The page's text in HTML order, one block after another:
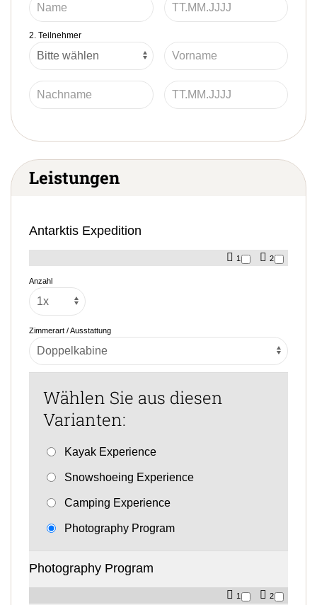
2. Teilnehmer
Leistungen
Antarktis Expedition
1 2
Anzahl
Zimmerart / Ausstattung
Wählen Sie aus diesen
Varianten:
Kayak Experience
Snowshoeing Experience
Camping Experience
Photography Program
Photography Program
1 2